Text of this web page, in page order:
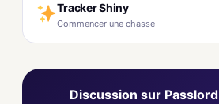
Tracker Shiny
Commencer une chasse
Discussion sur Passlord